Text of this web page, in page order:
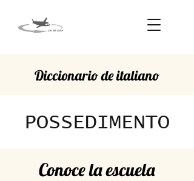
Diccionario de italiano
POSSEDIMENTO
Conoce la escuela